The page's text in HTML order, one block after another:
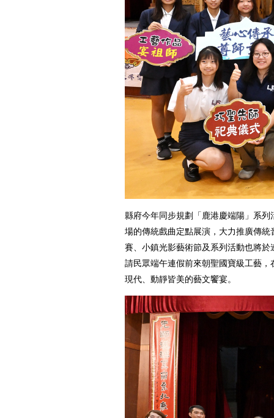
縣府今年同步規劃「鹿港慶端陽」系
場的傳統戲曲定點展演，大力推廣傳
賽、小鎮光影藝術節及系列活動也將
請民眾端午連假前來朝聖國寶級工藝
現代、動靜皆美的藝文饗宴。